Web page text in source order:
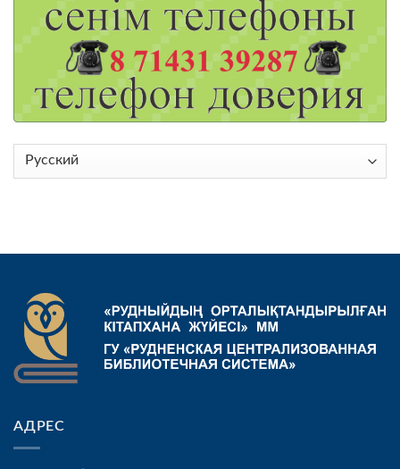
Выбрать
АДРЕС